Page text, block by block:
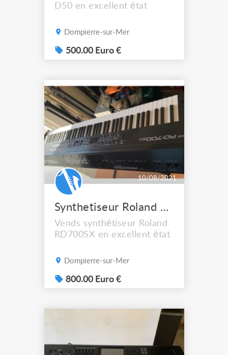
D50 en excellent état
Dompierre-sur-Mer
500.00 Euro €
10/08/2021
Synthetiseur Roland RD700SX
Vends synthétiseur Roland
RD700SX en excellent état
Dompierre-sur-Mer
800.00 Euro €